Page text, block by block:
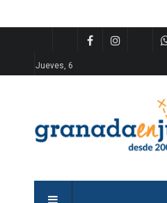
Jueves, 6